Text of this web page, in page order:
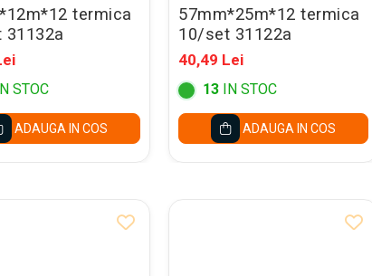
termica
STOC
ADAUGA IN COS
57mm*25m*12 termica
10/set 31122a
40,49 Lei
13 IN STOC
ADAUGA IN COS